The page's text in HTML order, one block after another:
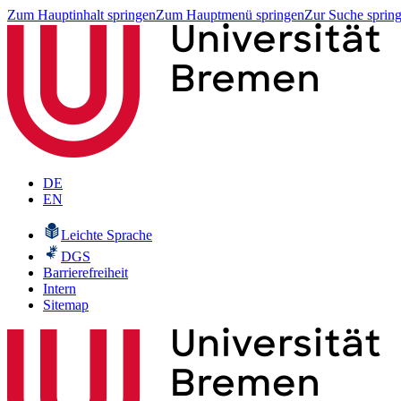
Zum Hauptinhalt springenZum Hauptmenü springenZur Suche
DE
EN
Leichte Sprache
DGS
Barrierefreiheit
Intern
Sitemap